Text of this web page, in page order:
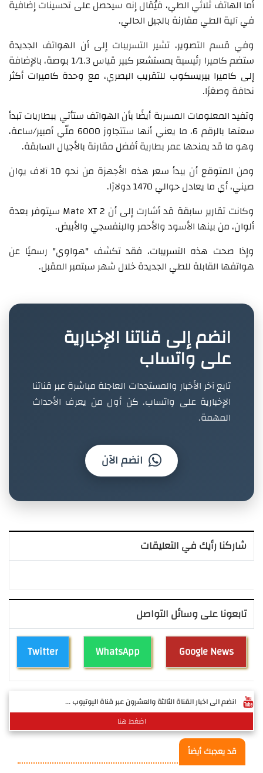
أما الهاتف ثلاثي الطي، فيُقال إنه سيحصل على تحسينات إضافية
في آلية الطي مقارنة بالجيل الحالي.
وفي قسم التصوير، تشير التسريبات إلى أن الهواتف الجديدة
ستضم كاميرا رئيسية بمستشعر كبير قياس 1/1.3 بوصة، بالإضافة
إلى كاميرا بيريسكوب للتقريب البصري، مع وحدة كاميرات أكثر
نحافة وصغرًا.
وتفيد المعلومات المسربة أيضًا بأن الهواتف ستأتي ببطاريات تبدأ
سعتها بالرقم 6، ما يعني أنها ستتجاوز 6000 ملّي أمبير/ساعة،
وهو ما قد يمنحها عمر بطارية أفضل مقارنة بالأجيال السابقة.
ومن المتوقع أن يبدأ سعر هذه الأجهزة من نحو 10 آلاف يوان
صيني، أي ما يعادل حوالي 1470 دولارًا.
وكانت تقارير سابقة قد أشارت إلى أن Mate XT 2 سيتوفر بعدة
ألوان، من بينها الأسود والأحمر والبنفسجي والأبيض.
وإذا صحت هذه التسريبات، فقد تكشف "هواوي" رسميًا عن
هواتفها القابلة للطي الجديدة خلال شهر سبتمبر المقبل.
انضم إلى قناتنا الإخبارية
على واتساب
تابع آخر الأخبار والمستجدات العاجلة مباشرة عبر قناتنا
الإخبارية على واتساب. كن أول من يعرف الأحداث
المهمة.
انضم الآن
شاركنا رأيك في التعليقات
تابعونا على وسائل التواصل
Twitter WhatsApp Google News
انضم الى اخبار القناة الثالثة والعشرون عبر قناة اليوتيوب ...
اضغط هنا
قد يعجبك أيضاً